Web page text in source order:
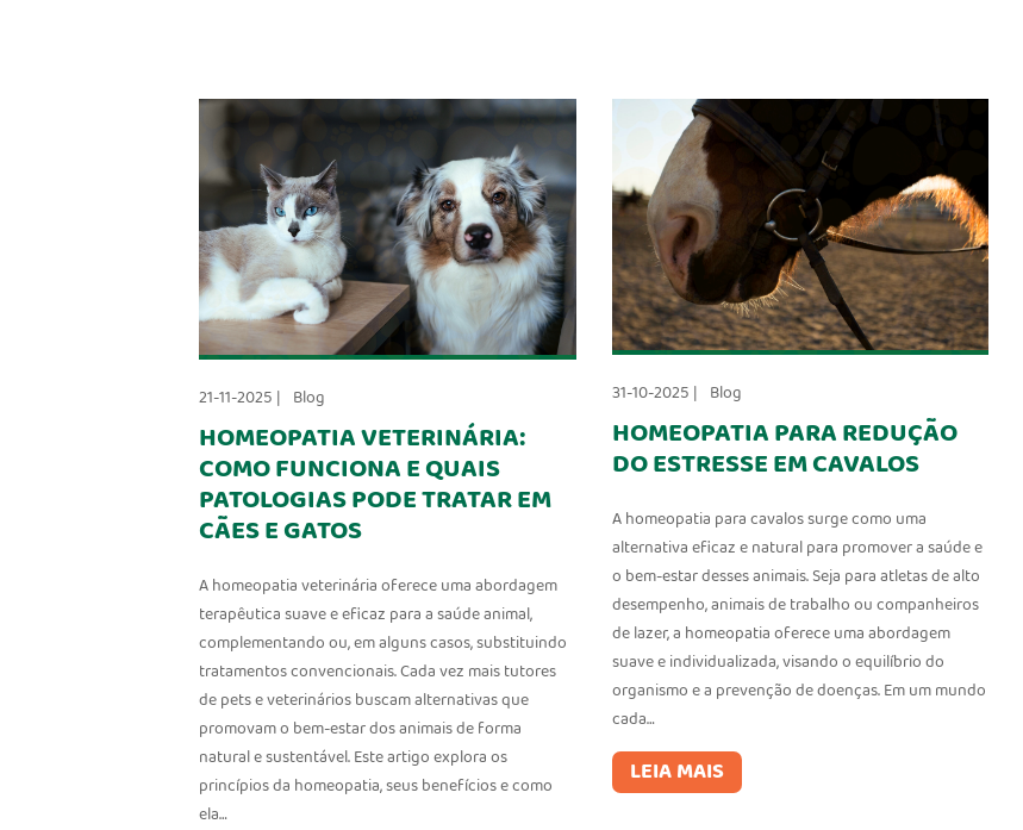
21-11-2025 | Blog
HOMEOPATIA VETERINÁRIA:
COMO FUNCIONA E QUAIS
PATOLOGIAS PODE TRATAR EM
CÃES E GATOS
A homeopatia veterinária oferece uma abordagem
terapêutica suave e eficaz para a saúde animal,
complementando ou, em alguns casos, substituindo
tratamentos convencionais. Cada vez mais tutores
de pets e veterinários buscam alternativas que
promovam o bem-estar dos animais de forma
natural e sustentável. Este artigo explora os
princípios da homeopatia, seus benefícios e como
ela…
31-10-2025 | Blog
HOMEOPATIA PARA REDUÇÃO
DO ESTRESSE EM CAVALOS
A homeopatia para cavalos surge como uma
alternativa eficaz e natural para promover a saúde e
o bem-estar desses animais. Seja para atletas de alto
desempenho, animais de trabalho ou companheiros
de lazer, a homeopatia oferece uma abordagem
suave e individualizada, visando o equilíbrio do
organismo e a prevenção de doenças. Em um mundo
cada…
LEIA MAIS